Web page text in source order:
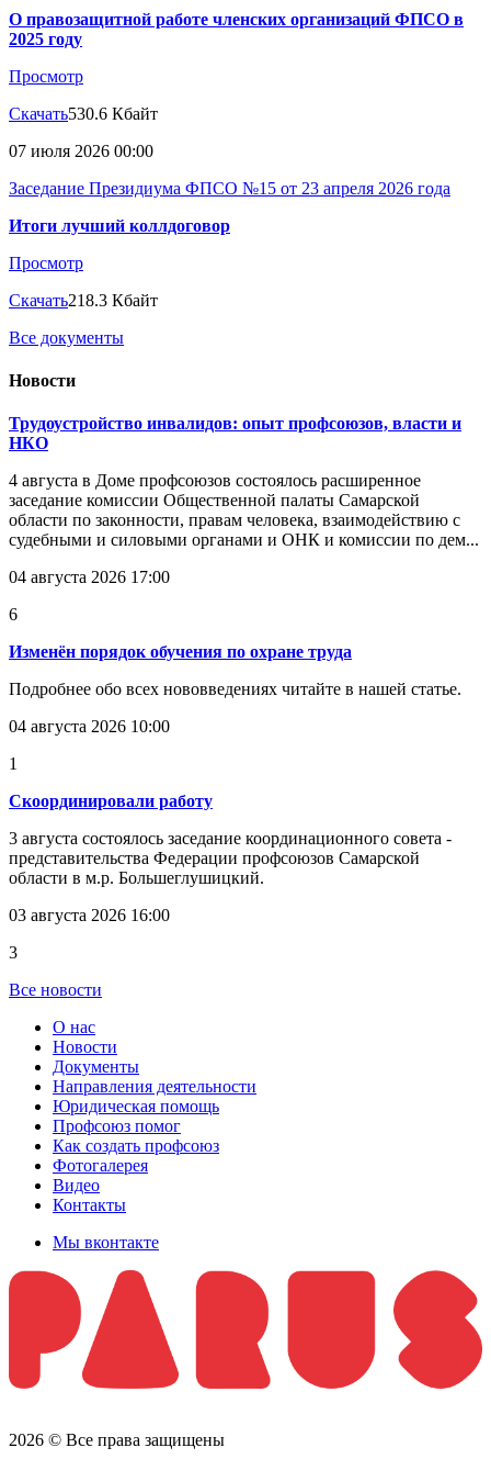
О правозащитной работе членских организаций ФПСО в
2025 году
Просмотр
Скачать530.6 Кбайт
07 июля 2026 00:00
Заседание Президиума ФПСО №15 от 23 апреля 2026 года
Итоги лучший коллдоговор
Просмотр
Скачать218.3 Кбайт
Все документы
Новости
Трудоустройство инвалидов: опыт профсоюзов, власти и
НКО
4 августа в Доме профсоюзов состоялось расширенное
заседание комиссии Общественной палаты Самарской
области по законности, правам человека, взаимодействию с
судебными и силовыми органами и ОНК и комиссии по дем...
04 августа 2026 17:00
6
Изменён порядок обучения по охране труда
Подробнее обо всех нововведениях читайте в нашей статье.
04 августа 2026 10:00
1
Скоординировали работу
3 августа состоялось заседание координационного совета -
представительства Федерации профсоюзов Самарской
области в м.р. Большеглушицкий.
03 августа 2026 16:00
3
Все новости
О нас
Новости
Документы
Направления деятельности
Юридическая помощь
Профсоюз помог
Как создать профсоюз
Фотогалерея
Видео
Контакты
Мы вконтакте
2026 © Все права защищены